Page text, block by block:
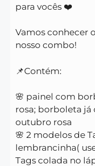
para vocês ❤️
Vamos conhecer
nosso combo!
📌Contém:
🌸 painel com
rosa; borboleta já
outubro rosa
🌸 2 modelos de
lembrancinha(
Tags colada no